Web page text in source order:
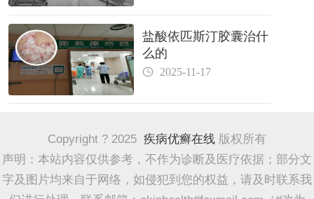
盐酸依匹斯汀胶囊治什
么的
2025-11-17
Copyright ? 2025 疾病优癣在线 版权所有
声明：本站内容仅供参考，不作为诊断及医疗依据；部分文
字及图片均来自于网络，如侵犯到您的权益，请及时联系我